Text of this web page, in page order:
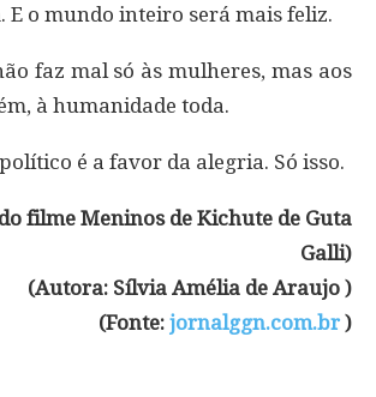
E o mundo inteiro será mais feliz.
faz mal só às mulheres, mas aos
à humanidade toda.
é a favor da alegria. Só isso.
filme Meninos de Kichute de Guta
Galli)
(Autora: Sílvia Amélia de Araujo )
(Fonte: jornalggn.com.br )